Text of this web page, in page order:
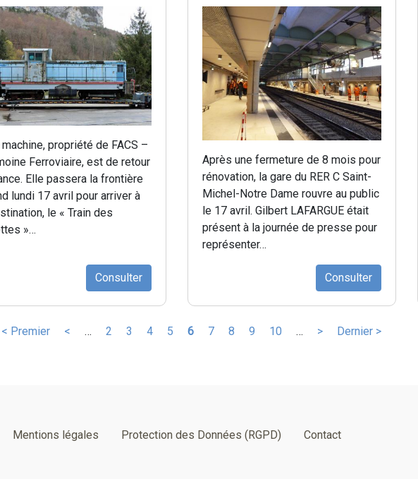
propriété de FACS –
Ferroviaire, est de retour
Elle passera la frontière
lundi 17 avril pour arriver à
le « Train des
»…
Consulter
Après une fermeture de 8 mois pour
rénovation, la gare du RER C Saint-
Michel-Notre Dame rouvre au public
le 17 avril. Gilbert LAFARGUE était
présent à la journée de presse pour
représenter…
Consulter
Première
< Premier
Page
< … Page
2 Page
3 Page
4 Page
5
Page
6 Page
7 Page
8 Page
9 Page
10 …
Page
>
Dernière
Dernier >
Mentions légales Protection des Données (RGPD) Contact